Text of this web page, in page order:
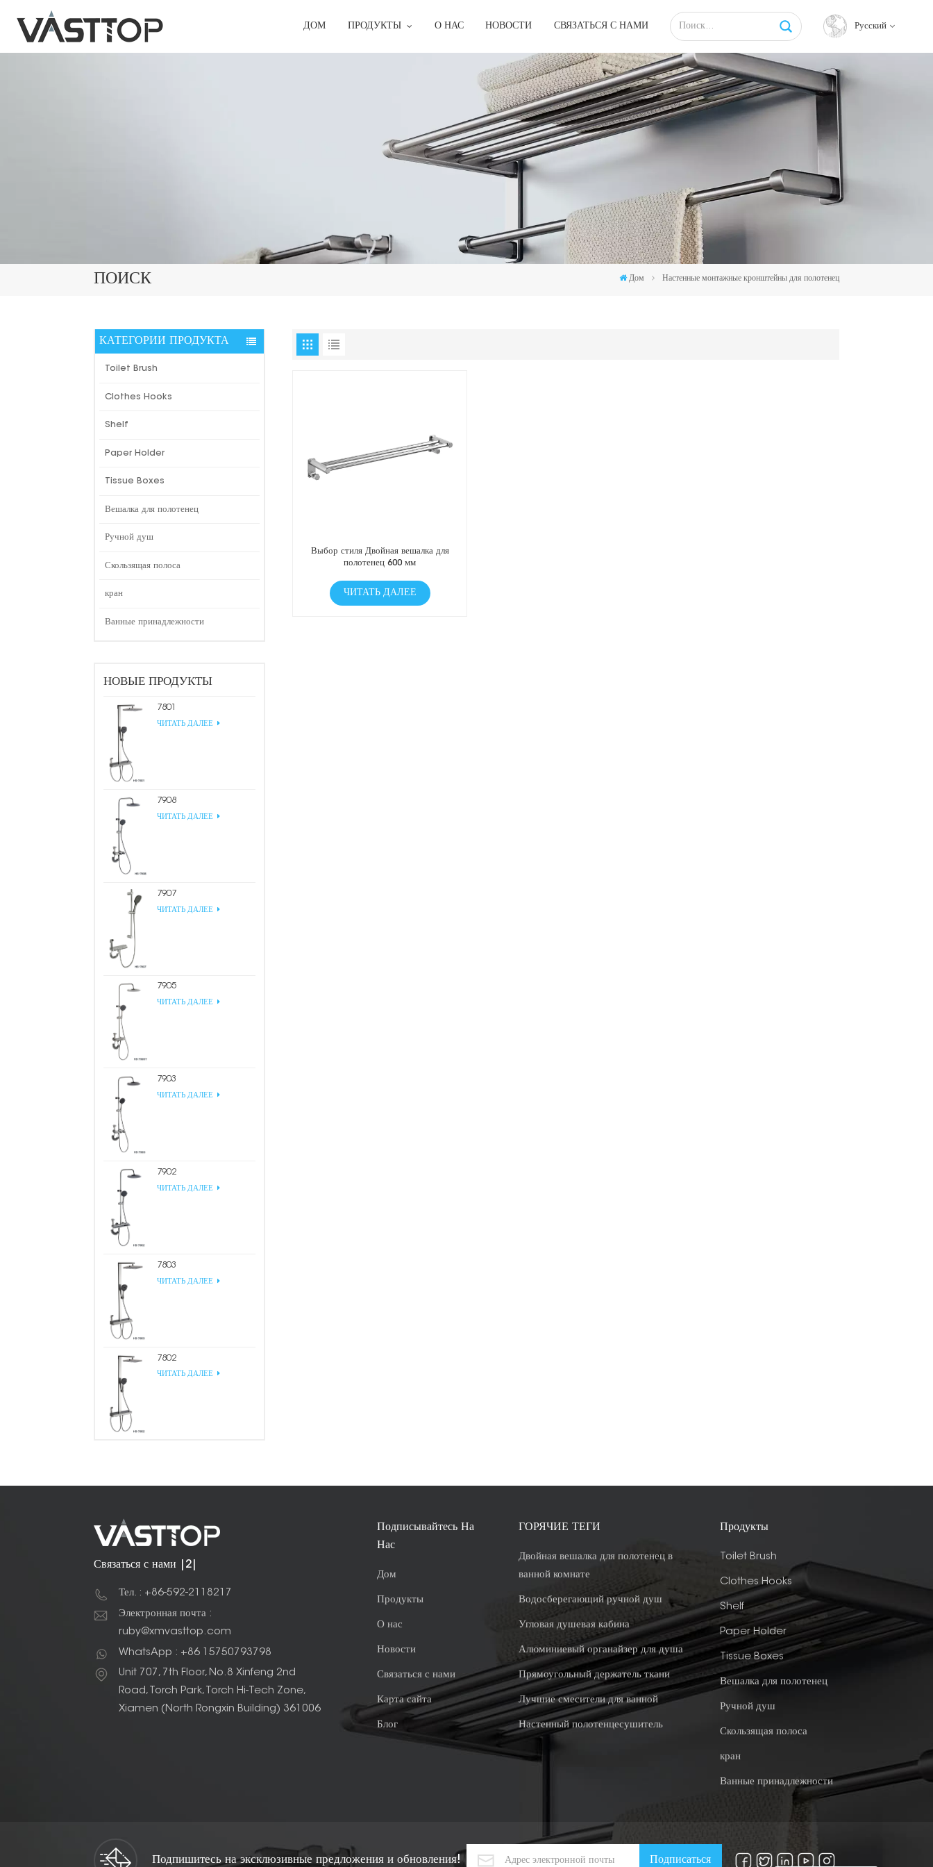
ДОМ ПРОДУКТЫ О НАС НОВОСТИ СВЯЗАТЬСЯ С НАМИ Русский
English
français
русский
español
ПОИСК Дом Настенные монтажные кронштейны для полотенец
КАТЕГОРИИ ПРОДУКТА
Toilet Brush
Clothes Hooks
Shelf
Paper Holder
Tissue Boxes
Вешалка для полотенец
Ручной душ
Скользящая полоса
кран
Ванные принадлежности
НОВЫЕ ПРОДУКТЫ
7801
ЧИТАТЬ ДАЛЕЕ
7908
ЧИТАТЬ ДАЛЕЕ
7907
ЧИТАТЬ ДАЛЕЕ
7905
ЧИТАТЬ ДАЛЕЕ
7903
ЧИТАТЬ ДАЛЕЕ
7902
ЧИТАТЬ ДАЛЕЕ
7803
ЧИТАТЬ ДАЛЕЕ
7802
ЧИТАТЬ ДАЛЕЕ
Выбор стиля Двойная вешалка для
полотенец 600 мм
ЧИТАТЬ ДАЛЕЕ
Связаться с нами |2|
Тел. : +86-592-2118217
Электронная почта :
ruby@xmvasttop.com
WhatsApp : +86 15750793798
Unit 707, 7th Floor, No.8 Xinfeng 2nd
Road, Torch Park, Torch Hi-Tech Zone,
Xiamen (North Rongxin Building) 361006
Подписывайтесь На
Нас
Дом
Продукты
О нас
Новости
Связаться с нами
Карта сайта
Блог
ГОРЯЧИЕ ТЕГИ
Двойная вешалка для полотенец в
ванной комнате
Водосберегающий ручной душ
Угловая душевая кабина
Алюминиевый органайзер для душа
Прямоугольный держатель ткани
Лучшие смесители для ванной
Настенный полотенцесушитель
Продукты
Toilet Brush
Clothes Hooks
Shelf
Paper Holder
Tissue Boxes
Вешалка для полотенец
Ручной душ
Скользящая полоса
кран
Ванные принадлежности
Подпишитесь на эксклюзивные предложения и обновления!